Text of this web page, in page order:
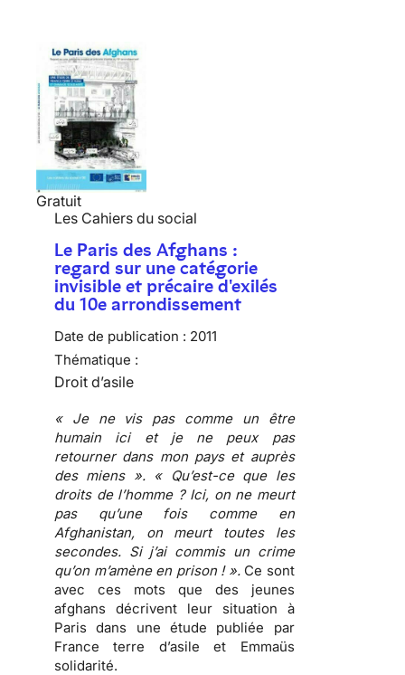
Gratuit
Les Cahiers du social
Le Paris des Afghans :
regard sur une catégorie
invisible et précaire d'exilés
du 10e arrondissement
Date de publication : 2011
Thématique :
Droit d’asile
« Je ne vis pas comme un être
humain ici et je ne peux pas
retourner dans mon pays et auprès
des miens ». « Qu’est-ce que les
droits de l’homme ? Ici, on ne meurt
pas qu’une fois comme en
Afghanistan, on meurt toutes les
secondes. Si j’ai commis un crime
qu’on m’amène en prison ! ».Ce sont
avec ces mots que des jeunes
afghans décrivent leur situation à
Paris dans une étude publiée par
France terre d’asile et Emmaüs
solidarité.